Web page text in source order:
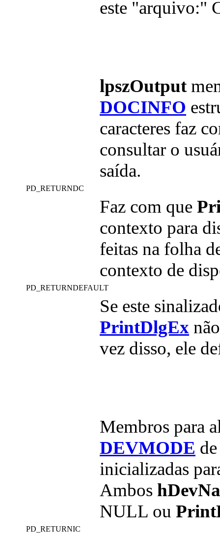
este "arquivo:"
lpszOutput
DOCINFO
caracteres faz
consultar o
saída.
PD_RETURNDC
Faz com que
contexto para
feitas na folha
contexto de
PD_RETURNDEFAULT
Se este
PrintDlgEx
vez disso, ele
Membros para
DEVMODE
inicializadas
Ambos
NULL ou
PD_RETURNIC